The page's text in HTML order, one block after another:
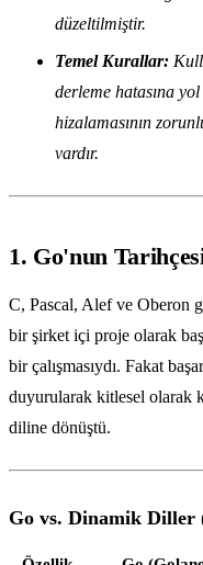
düzeltilmiştir.
Temel Kurallar:
derleme hatasına
hizalamasının
vardır.
1. Go'nun
C, Pascal, Alef ve Oberon
bir şirket içi proje olarak
bir çalışmasıydı. Fakat
duyurularak kitlesel olarak
diline dönüştü.
Go vs. Dinamik Diller